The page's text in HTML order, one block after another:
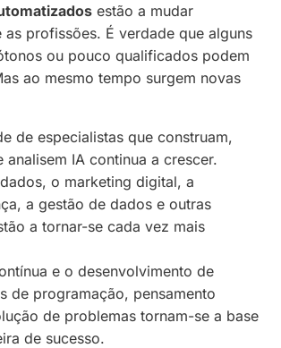
estão a mudar
as profissões. É verdade que alguns
ou pouco qualificados podem
ao mesmo tempo surgem novas
de especialistas que construam,
analisem IA continua a crescer.
o marketing digital, a
a gestão de dados e outras
a tornar-se cada vez mais
e o desenvolvimento de
de programação, pensamento
de problemas tornam-se a base
de sucesso.